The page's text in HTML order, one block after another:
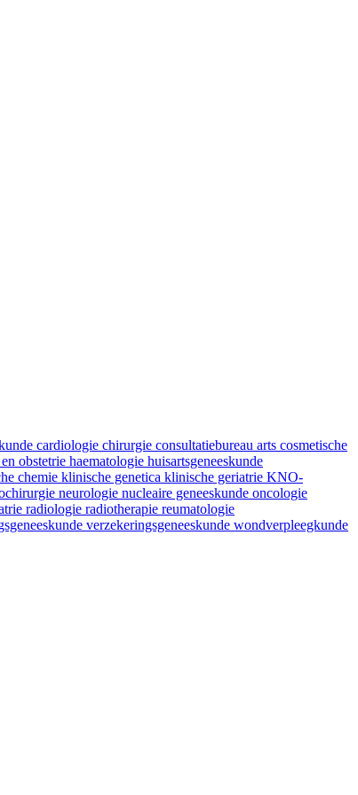
cardiologie chirurgie consultatiebureau arts cosmetische
obstetrie haematologie huisartsgeneeskunde
chemie klinische genetica klinische geriatrie KNO-
neurologie nucleaire geneeskunde oncologie
radiologie radiotherapie reumatologie
verzekeringsgeneeskunde wondverpleegkunde